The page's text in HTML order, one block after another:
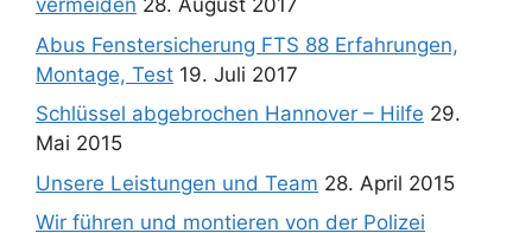
vermeiden 28. August 2017
Abus Fenstersicherung FTS 88 Erfahrungen,
Montage, Test 19. Juli 2017
Schlüssel abgebrochen Hannover – Hilfe 29.
Mai 2015
Unsere Leistungen und Team 28. April 2015
Wir führen und montieren von der Polizei